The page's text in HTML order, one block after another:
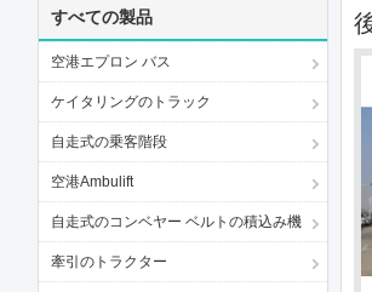
すべての製品
空港エプロン バス
ケイタリングのトラック
自走式の乗客階段
空港Ambulift
自走式のコンベヤー ベルトの積込み機
牽引のトラクター